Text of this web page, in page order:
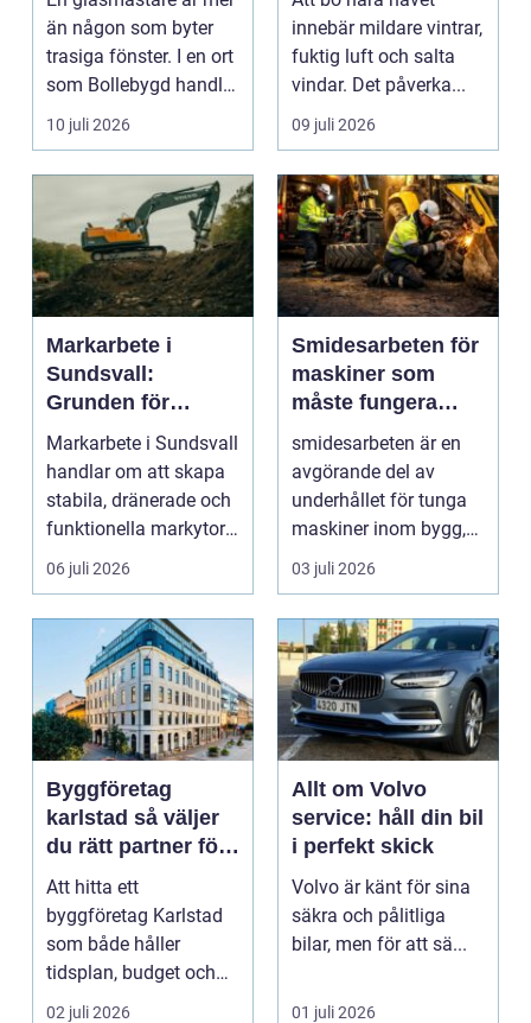
glaslösningar
än någon som byter
trasiga fönster. I en ort
som Bollebygd handlar
yrket lika ...
10 juli 2026
innebär mildare vintrar,
fuktig luft och salta
vindar. Det påverka...
09 juli 2026
Markarbete i
Sundsvall:
Grunden för
hållbara hus,
vägar och tomter
Markarbete i Sundsvall
handlar om att skapa
stabila, dränerade och
funktionella markytor
som kl...
06 juli 2026
Smidesarbeten för
maskiner som
måste fungera
varje dag
smidesarbeten är en
avgörande del av
underhållet för tunga
maskiner inom bygg,
entreprenad, skog
och...
03 juli 2026
Byggföretag
karlstad så väljer
du rätt partner för
ditt projekt
Att hitta ett
byggföretag Karlstad
som både håller
tidsplan, budget och
kvalitet kan kännas
02 juli 2026
Allt om Volvo
service: håll din bil
i perfekt skick
Volvo är känt för sina
säkra och pålitliga
bilar, men för att sä...
01 juli 2026